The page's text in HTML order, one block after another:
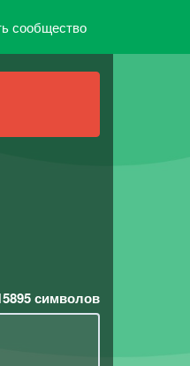
сообщество
символов